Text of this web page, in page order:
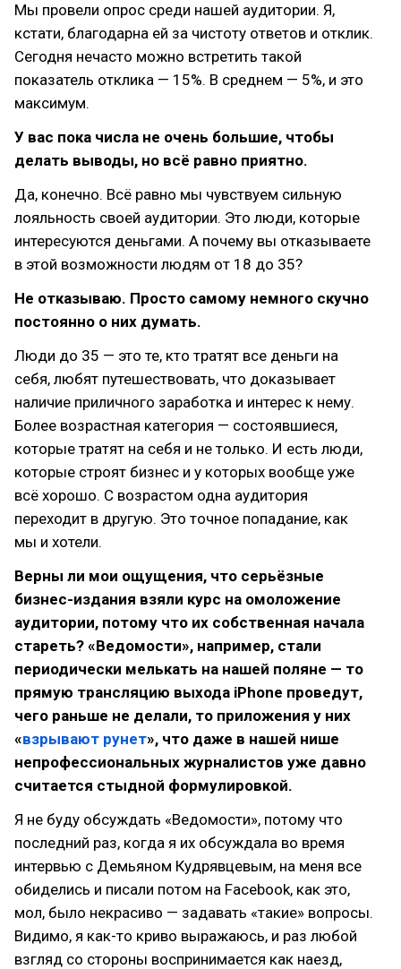
Мы провели опрос среди нашей аудитории. Я,
кстати, благодарна ей за чистоту ответов и отклик.
Сегодня нечасто можно встретить такой
показатель отклика — 15%. В среднем — 5%, и это
максимум.
У вас пока числа не очень большие, чтобы
делать выводы, но всё равно приятно.
Да, конечно. Всё равно мы чувствуем сильную
лояльность своей аудитории. Это люди, которые
интересуются деньгами. А почему вы отказываете
в этой возможности людям от 18 до 35?
Не отказываю. Просто самому немного скучно
постоянно о них думать.
Люди до 35 — это те, кто тратят все деньги на
себя, любят путешествовать, что доказывает
наличие приличного заработка и интерес к нему.
Более возрастная категория — состоявшиеся,
которые тратят на себя и не только. И есть люди,
которые строят бизнес и у которых вообще уже
всё хорошо. С возрастом одна аудитория
переходит в другую. Это точное попадание, как
мы и хотели.
Верны ли мои ощущения, что серьёзные
бизнес-издания взяли курс на омоложение
аудитории, потому что их собственная начала
стареть? «Ведомости», например, стали
периодически мелькать на нашей поляне — то
прямую трансляцию выхода iPhone проведут,
чего раньше не делали, то приложения у них
«взрывают рунет», что даже в нашей нише
непрофессиональных журналистов уже давно
считается стыдной формулировкой.
Я не буду обсуждать «Ведомости», потому что
последний раз, когда я их обсуждала во время
интервью с Демьяном Кудрявцевым, на меня все
обиделись и писали потом на Facebook, как это,
мол, было некрасиво — задавать «такие» вопросы.
Видимо, я как-то криво выражаюсь, и раз любой
взгляд со стороны воспринимается как наезд,